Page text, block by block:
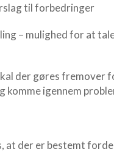
til forbedringer
– mulighed for at
der gøres fremover
komme igennem
at der er bestemt